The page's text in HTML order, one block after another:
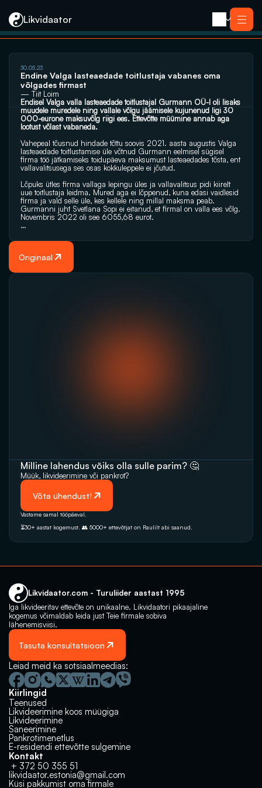
Likvidaator
Teenused
Likvideerimine koos müügiga
Likvideerimine
Saneerimine
Pankrotimenetlus
E-residendi ettevõtte sulgemine
Kontakt
30.05.23
Endine Valga lasteaedade toitlustaja vabanes oma
võlgades firmast
— Tiit Loim
Endisel Valga valla lasteaedade toitlustajal Gurmann OÜ-l oli lisaks
muudele muredele ning vallale võlgu jäämisele kujunenud ligi 30
000-eurone maksuvõlg riigi ees. Ettevõtte müümine annab aga
lootust võlast vabaneda.
Vahepeal tõusnud hindade tõttu soovis 2021. aasta augustis Valga
lasteaedade toitlustamise üle võtnud Gurmann eelmisel sügisel
firma töö jätkamiseks toidupäeva maksumust lasteaedades tõsta, ent
vallavalitsusega ses osas kokkuleppele ei jõutud.
Lõpuks ütles firma vallaga lepingu üles ja vallavalitsus pidi kiirelt
uue toitlustaja leidma. Mured aga ei lõppenud, kuna edasi vaidlesid
firma ja vald selle üle, kes kellele ning millal maksma peab.
Gurmanni juht Svetlana Sopi ei eitanud, et firmal on valla ees võlg.
Novembris 2022 oli see 6055,68 eurot.
…
Originaal
Milline lahendus võiks olla sulle parim? 🤔
Müük, likvideerimine‬‭ või pankrot?
Võta ühendust!
Vastame samal tööpäeval.
⏳30+ aastat kogemust. 👥 5000+‭ ettevõtjat on Raulilt abi saanud.‬
Likvidaator.com - Turuliider aastast 1995
Iga likvideeritav ettevõte on unikaalne. Likvidaatori pikaajaline
kogemus võimaldab leida just Teie firmale sobiva
lähenemisviisi.
Tasuta konsultatsioon
Leiad meid ka sotsiaalmeedias:
Kiirlingid
Teenused
Likvideerimine koos müügiga
Likvideerimine
Saneerimine
Pankrotimenetlus
E-residendi ettevõtte sulgemine
Kontakt
+ 372 50 355 51
likvidaator.estonia@gmail.com
Küsi pakkumist oma firmale